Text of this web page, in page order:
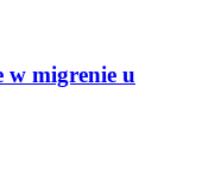
w migrenie u